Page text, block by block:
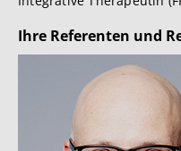
Ihre Referenten und